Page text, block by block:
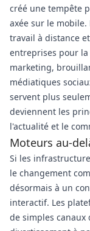
créé une tempête
axée sur le
travail à distance
entreprises pour
marketing,
médiatiques
servent plus
deviennent les
l'actualité et le
Moteurs au-
Si les
le changement
désormais à un
interactif. Les
de simples canaux